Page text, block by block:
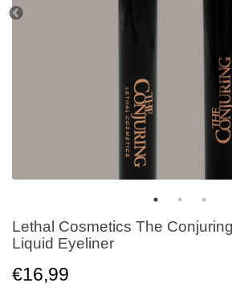
Lethal Cosmetics The
Liquid Eyeliner
€16,99